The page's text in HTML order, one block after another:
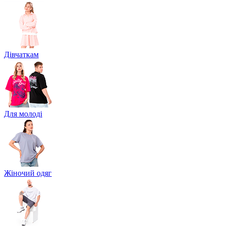
Дівчаткам
Для молоді
Жіночий одяг